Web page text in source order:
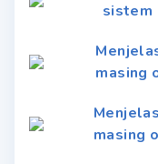
sistem
masing
masing